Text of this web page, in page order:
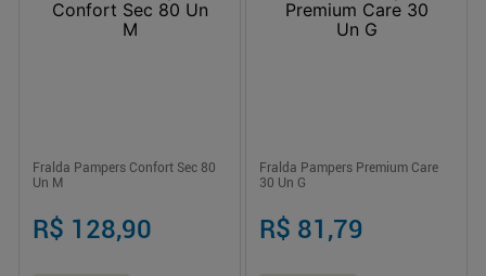
Fralda Pampers Confort Sec 80
Un M
R$ 128,90
Fralda Pampers Premium Care
30 Un G
R$ 81,79